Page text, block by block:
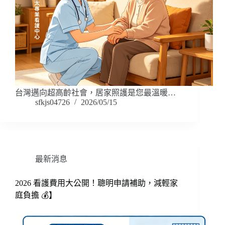
台灣邁向超高齡社會，居家照護是您最溫暖…
sfkjs04726
2026/05/15
最新消息
2026 看護費用大公開！聰明申請補助，減輕家
庭負擔 💰】